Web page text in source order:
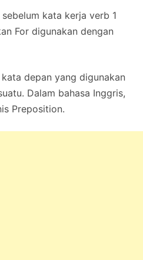
kata kerja verb 1
For digunakan dengan
depan yang digunakan
Dalam bahasa Inggris,
Preposition.